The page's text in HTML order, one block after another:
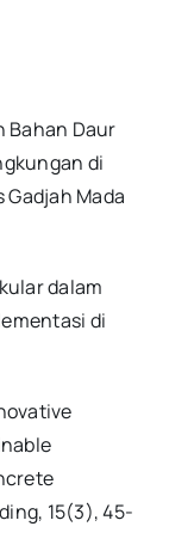
Bahan Daur
di
Mada
dalam
di
15(3), 45-